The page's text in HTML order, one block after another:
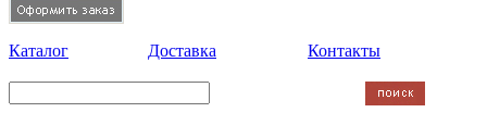
Каталог Доставка Контакты